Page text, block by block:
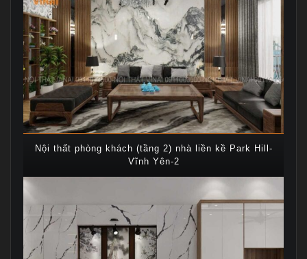
Nội thất phòng khách (tầng 2) nhà liền kề Park Hill-
Vĩnh Yên-2